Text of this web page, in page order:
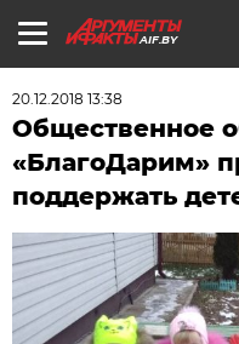
AIF.BY
20.12.2018 13:38
Общественное
«БлагоДарим»
поддержать